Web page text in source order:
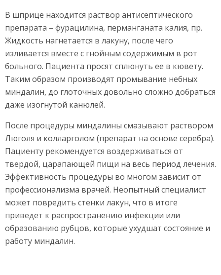
В шприце находится раствор антисептического
препарата – фурацилина, перманганата калия, пр.
Жидкость нагнетается в лакуну, после чего
изливается вместе с гнойным содержимым в рот
больного. Пациента просят сплюнуть ее в кювету.
Таким образом производят промывание небных
миндалин, до глоточных довольно сложно добраться
даже изогнутой канюлей.
После процедуры миндалины смазывают раствором
Люголя и колларголом (препарат на основе серебра).
Пациенту рекомендуется воздерживаться от
твердой, царапающей пищи на весь период лечения.
Эффективность процедуры во многом зависит от
профессионализма врачей. Неопытный специалист
может повредить стенки лакун, что в итоге
приведет к распространению инфекции или
образованию рубцов, которые ухудшат состояние и
работу миндалин.